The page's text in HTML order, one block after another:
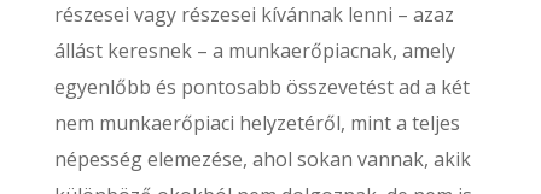
részesei vagy részesei kívánnak lenni – azaz
állást keresnek – a munkaerőpiacnak, amely
egyenlőbb és pontosabb összevetést ad a két
nem munkaerőpiaci helyzetéről, mint a teljes
népesség elemezése, ahol sokan vannak, akik